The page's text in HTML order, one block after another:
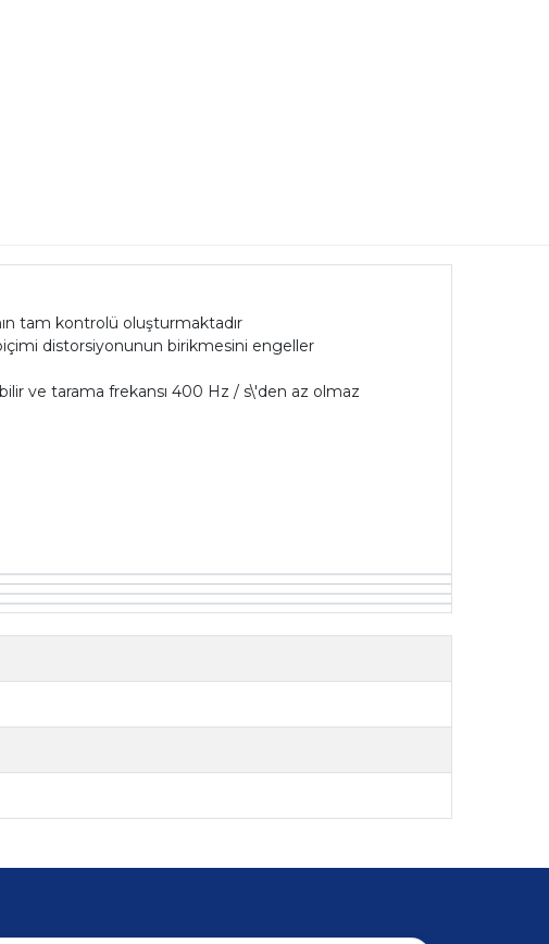
tam kontrolü oluşturmaktadır
distorsiyonunun birikmesini engeller
ve tarama frekansı 400 Hz / s\'den az olmaz